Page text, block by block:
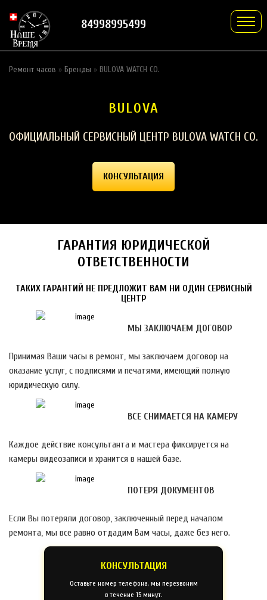
84998995499
Ремонт часов » Бренды » BULOVA WATCH CO.
BULOVA
ОФИЦИАЛЬНЫЙ СЕРВИСНЫЙ ЦЕНТР BULOVA WATCH CO.
КОНСУЛЬТАЦИЯ
ГАРАНТИЯ ЮРИДИЧЕСКОЙ
ОТВЕТСТВЕННОСТИ
ТАКИХ ГАРАНТИЙ НЕ ПРЕДЛОЖИТ ВАМ НИ ОДИН СЕРВИСНЫЙ
ЦЕНТР
МЫ ЗАКЛЮЧАЕМ ДОГОВОР
Принимая Ваши часы в ремонт, мы заключаем договор на
оказание услуг, с подписями и печатями, имеющий полную
юридическую силу.
ВСЕ СНИМАЕТСЯ НА КАМЕРУ
Каждое действие консультанта и мастера фиксируется на
камеры видеозаписи и хранится в нашей базе.
ПОТЕРЯ ДОКУМЕНТОВ
Если Вы потеряли договор, заключенный перед началом
ремонта, мы все равно отдадим Вам часы, даже без него.
КОНСУЛЬТАЦИЯ
Оставьте номер телефона, мы перезвоним
в течение 15 минут.